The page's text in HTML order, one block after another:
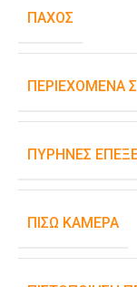
ΠΆΧΟΣ
ΠΕΡΙΕΧΌΜΕΝΑ
ΠΥΡΉΝΕΣ
ΠΊΣΩ ΚΆΜΕΡΑ